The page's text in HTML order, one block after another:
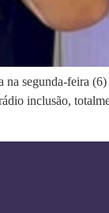
segunda-feira (6)
inclusão,